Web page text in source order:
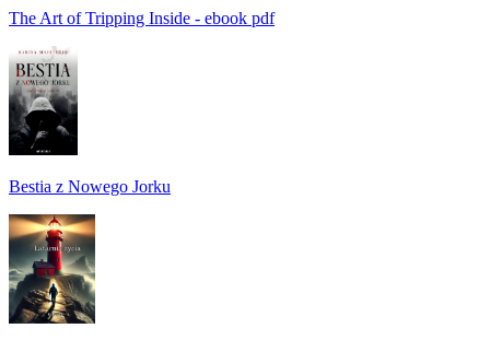
The Art of Tripping Inside - ebook pdf
Bestia z Nowego Jorku